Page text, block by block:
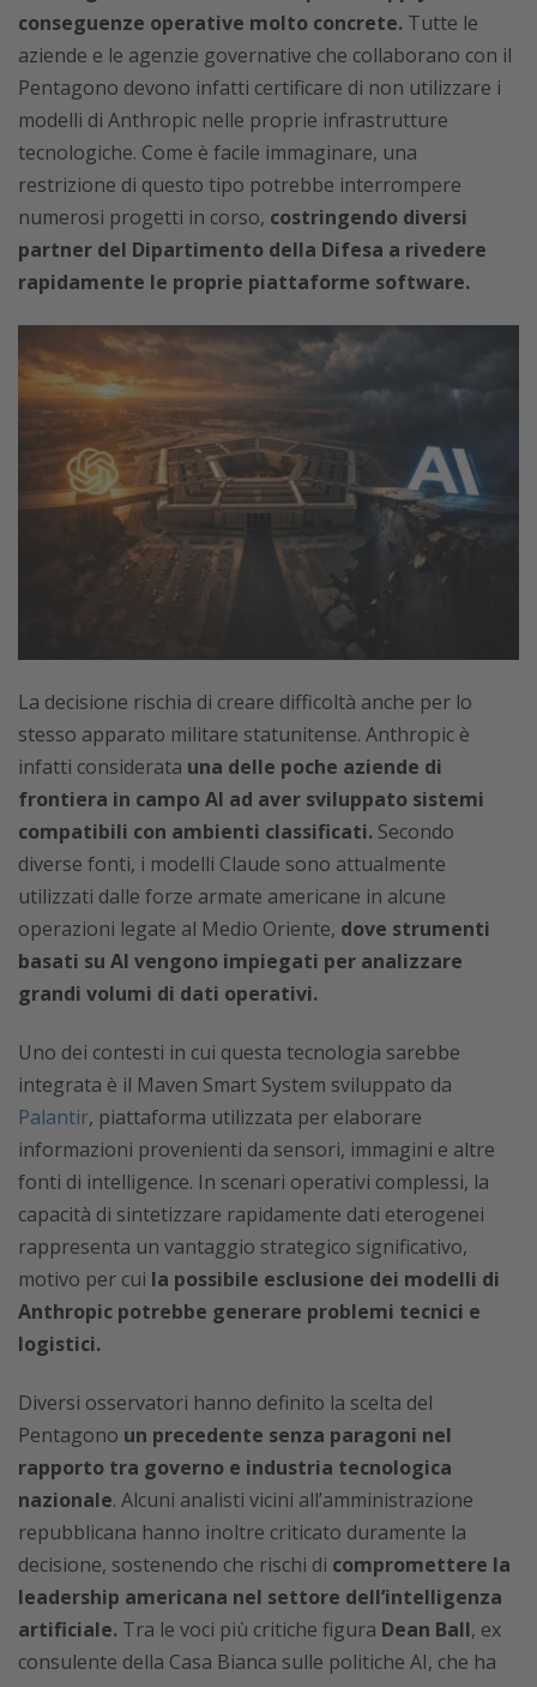
conseguenze operative molto concrete. Tutte le
aziende e le agenzie governative che collaborano con il
Pentagono devono infatti certificare di non utilizzare i
modelli di Anthropic nelle proprie infrastrutture
tecnologiche. Come è facile immaginare, una
restrizione di questo tipo potrebbe interrompere
numerosi progetti in corso, costringendo diversi
partner del Dipartimento della Difesa a rivedere
rapidamente le proprie piattaforme software.
La decisione rischia di creare difficoltà anche per lo
stesso apparato militare statunitense. Anthropic è
infatti considerata una delle poche aziende di
frontiera in campo AI ad aver sviluppato sistemi
compatibili con ambienti classificati. Secondo
diverse fonti, i modelli Claude sono attualmente
utilizzati dalle forze armate americane in alcune
operazioni legate al Medio Oriente, dove strumenti
basati su AI vengono impiegati per analizzare
grandi volumi di dati operativi.
Uno dei contesti in cui questa tecnologia sarebbe
integrata è il Maven Smart System sviluppato da
Palantir, piattaforma utilizzata per elaborare
informazioni provenienti da sensori, immagini e altre
fonti di intelligence. In scenari operativi complessi, la
capacità di sintetizzare rapidamente dati eterogenei
rappresenta un vantaggio strategico significativo,
motivo per cui la possibile esclusione dei modelli di
Anthropic potrebbe generare problemi tecnici e
logistici.
Diversi osservatori hanno definito la scelta del
Pentagono un precedente senza paragoni nel
rapporto tra governo e industria tecnologica
nazionale. Alcuni analisti vicini all’amministrazione
repubblicana hanno inoltre criticato duramente la
decisione, sostenendo che rischi di compromettere la
leadership americana nel settore dell’intelligenza
artificiale. Tra le voci più critiche figura Dean Ball, ex
consulente della Casa Bianca sulle politiche AI, che ha